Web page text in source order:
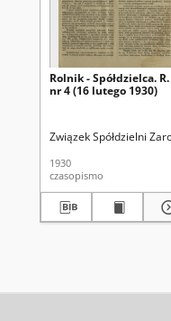
Rolnik - Spółdzielca.
nr 4 (16 lutego 1930)
Związek Spółdzielni
1930
czasopismo